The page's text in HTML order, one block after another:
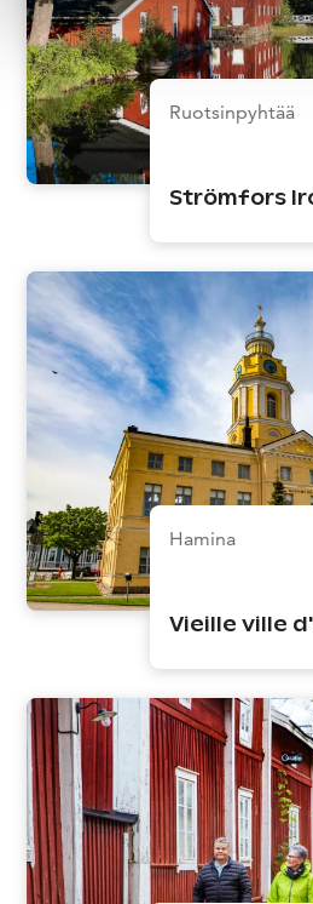
Ruotsinpyhtää
Strömfors
Hamina
Vieille ville